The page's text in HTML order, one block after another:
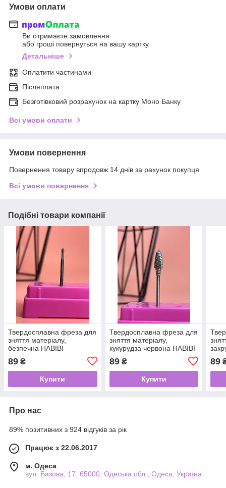
Умови оплати
Ви отримаєте замовлення
або гроші повернуться на вашу картку
Детальніше
Оплатити частинами
Післяплата
Безготівковий розрахунок на картку Моно Банку
Всі умови оплати
Умови повернення
Повернення товару впродовж 14 днів за рахунок покупця
Всі умови повернення
Подібні товари компанії
Твердосплавна фреза для
зняття матеріалу,
безпечна HABIBI
89 ₴
Купити
Твердосплавна фреза для
зняття матеріалу,
кукурудза червона HABIBI
89₴
Купити
89
Про нас
89% позитивних з 924 відгуків за рік
Працює з 22.06.2017
м. Одеса
вул. Базова, 17, 65000, Одеська обл., Одеса, Україна